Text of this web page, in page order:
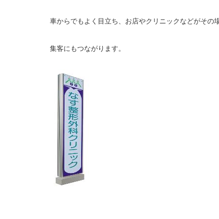
車からでもよく目立ち、お店やクリニックなどがその
集客にもつながります。